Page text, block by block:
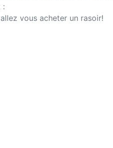
:
vous acheter un rasoir!